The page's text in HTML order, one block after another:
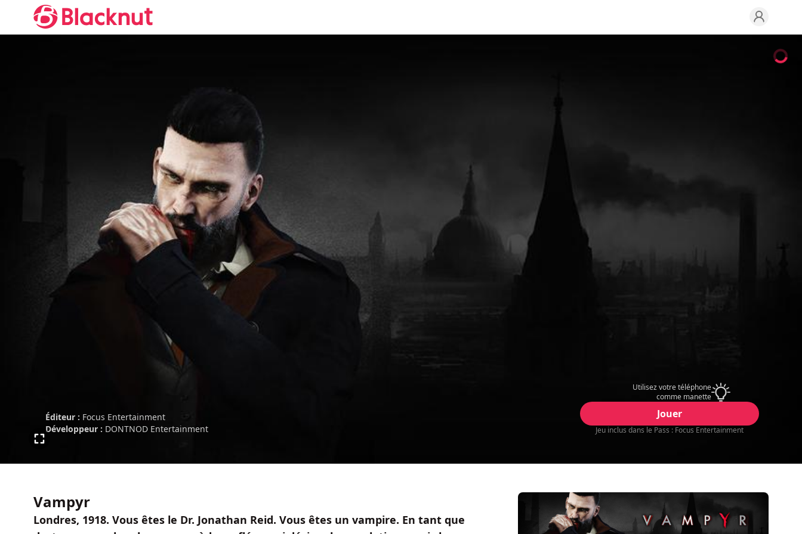
Éditeur : Focus Entertainment
Développeur : DONTNOD Entertainment
Utilisez votre téléphone
comme manette
Jouer
Jeu inclus dans le Pass : Focus Entertainment
Vampyr
Londres, 1918. Vous êtes le Dr. Jonathan Reid. Vous êtes un vampire. En tant que